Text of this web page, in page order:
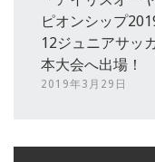
ピオンシップ
12ジュニアサッ
本大会へ出場！
2019年3月29日